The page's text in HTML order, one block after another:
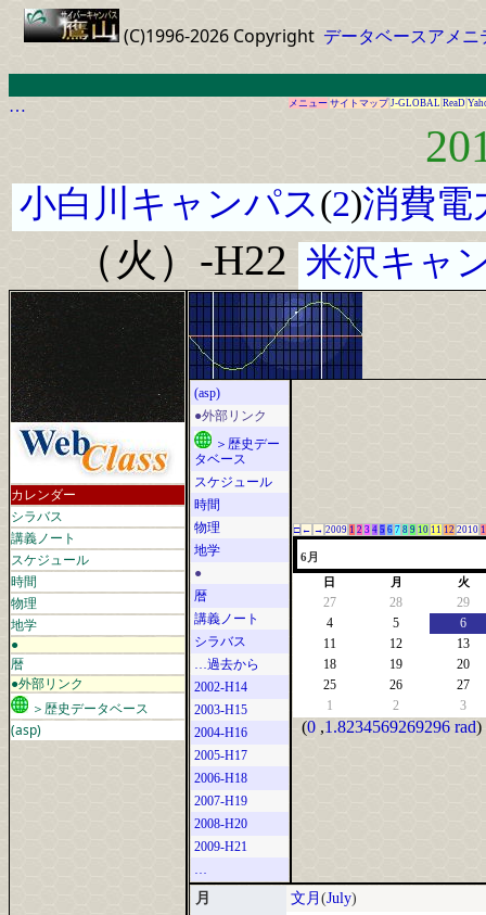
(C)1996-2026 Copyright データベースアメニ
… メニュー サイトマップ J-GLOBAL ReaD
小白川キャンパス(2)消費電
（火）-H22 米沢キャ
カレンダー
シラバス
講義ノート
スケジュール
時間
物理
地学
●
暦
●外部リンク
＞歴史データベース
(asp)
(asp)
●外部リンク
＞歴史デー
タベース
スケジュール
時間
物理
地学
●
暦
講義ノート
シラバス
…過去から
2002-H14
2003-H15
2004-H16
2005-H17
2006-H18
2007-H19
2008-H20
2009-H21
…
□ ← → 2009 1 2 3 4 5 6 7 8 9 10 11 12 2010 1
6月
日 月 火
27 28
29
4
5
6
11
12
13
18
19
20
25
26
27
1
2 3
(0 ,1.8234569269296 rad)
月 文月 (July)